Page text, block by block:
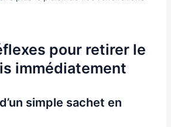
pour retirer le
immédiatement
simple sachet en